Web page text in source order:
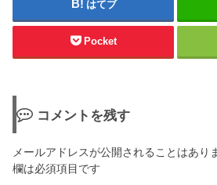
はてブ
Pocket
コメントを残す
メールアドレスが公開されることはあり
欄は必須項目です